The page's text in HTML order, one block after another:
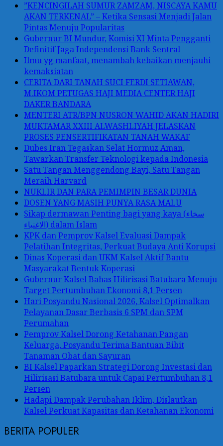
”KENCINGILAH SUMUR ZAMZAM, NISCAYA KAMU
AKAN TERKENAL” – Ketika Sensasi Menjadi Jalan
Pintas Menuju Popularitas
Gubernur BI Mundur, Komisi XI Minta Pengganti
Definitif Jaga Independensi Bank Sentral
Ilmu yg manfaat, menambah kebaikan menjauhi
kemaksiatan
CERITA DARI TANAH SUCI FERDI SETIAWAN,
M.IKOM PETUGAS HAJI MEDIA CENTER HAJI
DAKER BANDARA
MENTERI ATR/BPN NUSRON WAHID AKAN HADIRI
MUKTAMAR XXIII ALWASHLIYAH JELASKAN
PROSES PENSERTIFIKATAN TANAH WAKAF
Dubes Iran Tegaskan Selat Hormuz Aman,
Tawarkan Transfer Teknologi kepada Indonesia
Satu Tangan Menggendong Bayi, Satu Tangan
Meraih Harvard
NUKLIR DAN PARA PEMIMPIN BESAR DUNIA
DOSEN YANG MASIH PUNYA RASA MALU
Sikap dermawan Penting bagi yang kaya (سخاء
الاغنياء) dalam Islam
KPK dan Pemprov Kalsel Evaluasi Dampak
Pelatihan Integritas, Perkuat Budaya Anti Korupsi
Dinas Koperasi dan UKM Kalsel Aktif Bantu
Masyarakat Bentuk Koperasi
Gubernur Kalsel Bahas Hilirisasi Batubara Menuju
Target Pertumbuhan Ekonomi 8,1 Persen
Hari Posyandu Nasional 2026, Kalsel Optimalkan
Pelayanan Dasar Berbasis 6 SPM dan SPM
Perumahan
Pemprov Kalsel Dorong Ketahanan Pangan
Keluarga, Posyandu Terima Bantuan Bibit
Tanaman Obat dan Sayuran
BI Kalsel Paparkan Strategi Dorong Investasi dan
Hilirisasi Batubara untuk Capai Pertumbuhan 8,1
Persen
Hadapi Dampak Perubahan Iklim, Dislautkan
Kalsel Perkuat Kapasitas dan Ketahanan Ekonomi
BERITA POPULER